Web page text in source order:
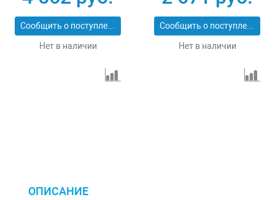
Сообщить о поступлении
Нет в наличии
Сообщить о поступлении
Нет в наличии
ОПИСАНИЕ